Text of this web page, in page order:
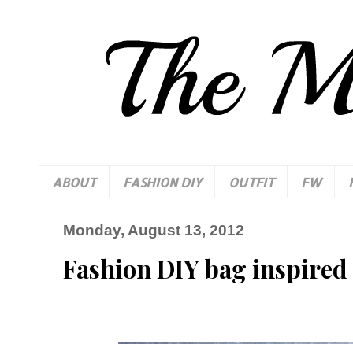
ABOUT FASHION DIY OUTFIT FW
Monday, August 13, 2012
Fashion DIY bag